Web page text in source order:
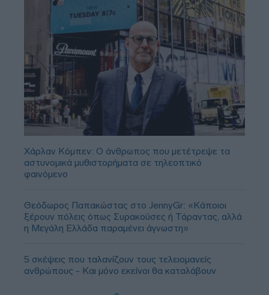
Χάρλαν Κόμπεν: Ο άνθρωπος που μετέτρεψε τα
αστυνομικά μυθιστορήματα σε τηλεοπτικό
φαινόμενο
Θεόδωρος Παπακώστας στο JennyGr: «Κάποιοι
ξέρουν πόλεις όπως Συρακούσες ή Τάραντας, αλλά
η Μεγάλη Ελλάδα παραμένει άγνωστη»
5 σκέψεις που ταλανίζουν τους τελειομανείς
ανθρώπους - Και μόνο εκείνοι θα καταλάβουν